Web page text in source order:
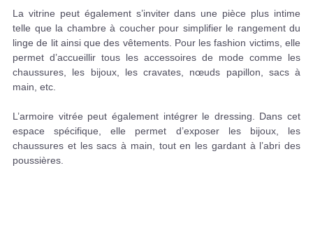
La vitrine peut également s’inviter dans une pièce plus intime
telle que la chambre à coucher pour simplifier le rangement du
linge de lit ainsi que des vêtements. Pour les fashion victims, elle
permet d’accueillir tous les accessoires de mode comme les
chaussures, les bijoux, les cravates, nœuds papillon, sacs à
main, etc.
L’armoire vitrée peut également intégrer le dressing. Dans cet
espace spécifique, elle permet d’exposer les bijoux, les
chaussures et les sacs à main, tout en les gardant à l’abri des
poussières.